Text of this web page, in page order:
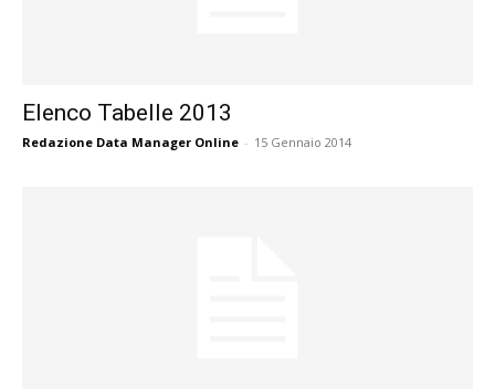
Elenco Tabelle 2013
Redazione Data Manager Online - 15 Gennaio 2014